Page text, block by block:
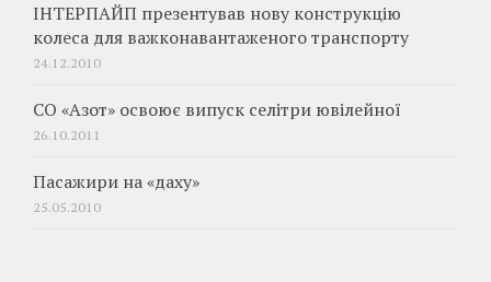
ІНТЕРПАЙП презентував нову конструкцію
колеса для важконавантаженого транспорту
24.12.2010
СО «Азот» освоює випуск селітри ювілейної
26.10.2011
Пасажири на «даху»
25.05.2010